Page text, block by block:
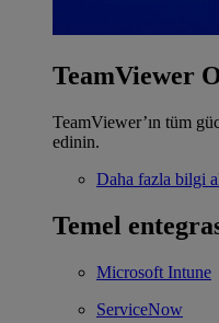
TeamViewer
TeamViewer’ın tüm
edinin.
Daha fazla bilgi
Temel
Microsoft Intune
ServiceNow